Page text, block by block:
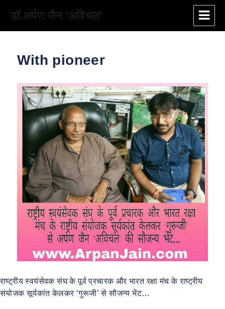
डॉ.अर्पण जैन 'अविचल'
With pioneer
राष्ट्रीय स्वयंसेवक संघ के पूर्व प्रचारक और भारत रक्षा मंच के राष्ट्रीय
संयोजक सूर्यकांत केलकर ‘गुरूजी’ से सौजन्य भेंट…